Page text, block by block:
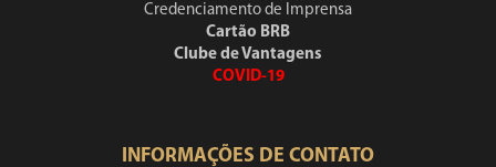
Credenciamento de Imprensa
Cartão BRB
Clube de Vantagens
COVID-19
INFORMAÇÕES DE CONTATO